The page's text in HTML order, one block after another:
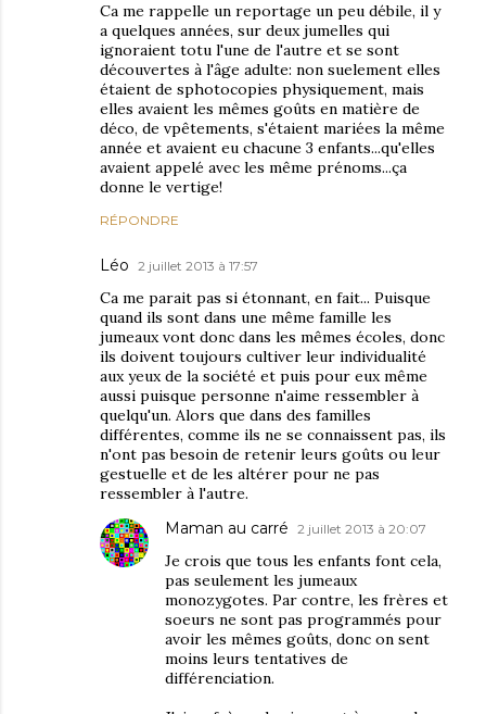
Ca me rappelle un reportage un peu débile, il y
a quelques années, sur deux jumelles qui
ignoraient totu l'une de l'autre et se sont
découvertes à l'âge adulte: non suelement elles
étaient de sphotocopies physiquement, mais
elles avaient les mêmes goûts en matière de
déco, de vpêtements, s'étaient mariées la même
année et avaient eu chacune 3 enfants...qu'elles
avaient appelé avec les même prénoms...ça
donne le vertige!
RÉPONDRE
Léo 2 juillet 2013 à 17:57
Ca me parait pas si étonnant, en fait... Puisque
quand ils sont dans une même famille les
jumeaux vont donc dans les mêmes écoles, donc
ils doivent toujours cultiver leur individualité
aux yeux de la société et puis pour eux même
aussi puisque personne n'aime ressembler à
quelqu'un. Alors que dans des familles
différentes, comme ils ne se connaissent pas, ils
n'ont pas besoin de retenir leurs goûts ou leur
gestuelle et de les altérer pour ne pas
ressembler à l'autre.
Maman au carré 2 juillet 2013 à 20:07
Je crois que tous les enfants font cela,
pas seulement les jumeaux
monozygotes. Par contre, les frères et
soeurs ne sont pas programmés pour
avoir les mêmes goûts, donc on sent
moins leurs tentatives de
différenciation.